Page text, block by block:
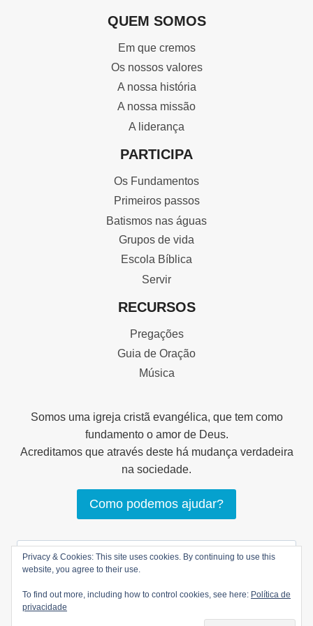
QUEM SOMOS
Em que cremos
Os nossos valores
A nossa história
A nossa missão
A liderança
PARTICIPA
Os Fundamentos
Primeiros passos
Batismos nas águas
Grupos de vida
Escola Bíblica
Servir
RECURSOS
Pregações
Guia de Oração
Música
Somos uma igreja cristã evangélica, que tem como
fundamento o amor de Deus.
Acreditamos que através deste há mudança verdadeira
na sociedade.
Como podemos ajudar?
Pesquisar
por:
© 2026 LOGOS Comunhão Cristã |
Privacy & Cookies: This site uses cookies. By continuing to use this
website, you agree to their use.
To find out more, including how to control cookies, see here: Política de
privacidade